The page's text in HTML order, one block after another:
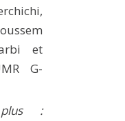
et
G-
: